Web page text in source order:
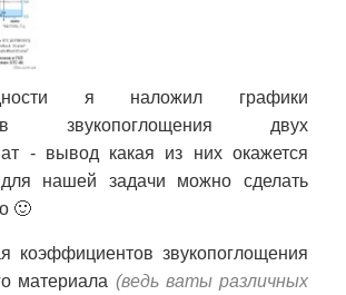
я наложил графики
звукопоглощения двух
- вывод какая из них окажется
нашей задачи можно сделать
🙂
коэффициентов звукопоглощения
материала (ведь ваты различных